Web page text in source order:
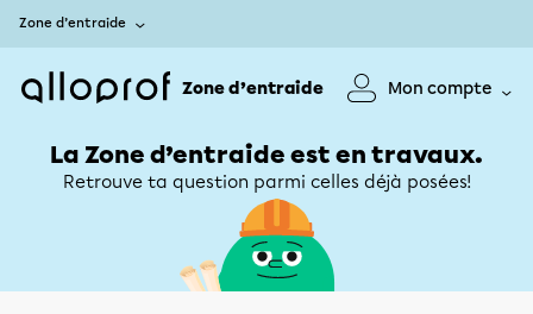
Zone d’entraide
Zone d’entraide Mon compte
La Zone d’entraide est en travaux.
Retrouve ta question parmi celles déjà posées!